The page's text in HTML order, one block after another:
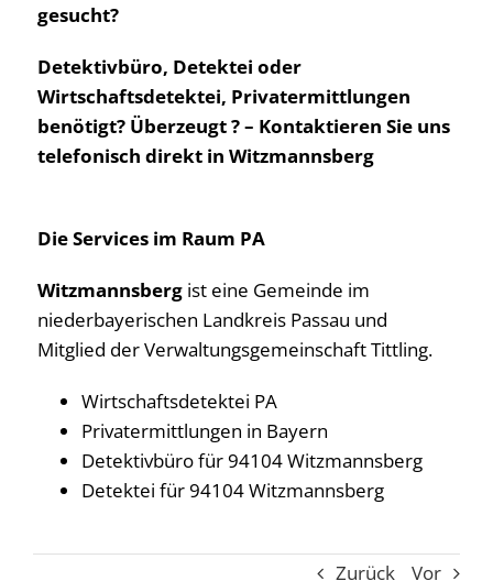
gesucht?
Detektivbüro, Detektei oder
Wirtschaftsdetektei, Privatermittlungen
benötigt? Überzeugt ? – Kontaktieren Sie uns
telefonisch direkt in Witzmannsberg
Die Services im Raum PA
Witzmannsberg ist eine Gemeinde im
niederbayerischen Landkreis Passau und
Mitglied der Verwaltungsgemeinschaft Tittling.
Wirtschaftsdetektei PA
Privatermittlungen in Bayern
Detektivbüro für 94104 Witzmannsberg
Detektei für 94104 Witzmannsberg
Zurück Vor